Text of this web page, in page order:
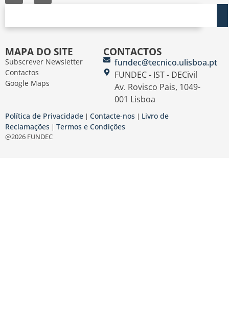
MAPA DO SITE
Subscrever Newsletter
Contactos
Google Maps
CONTACTOS
fundec@tecnico.ulisboa.pt
FUNDEC - IST - DECivil
Av. Rovisco Pais, 1049-
001 Lisboa
Política de Privacidade | Contacte-nos | Livro de
Reclamações | Termos e Condições
@2026 FUNDEC